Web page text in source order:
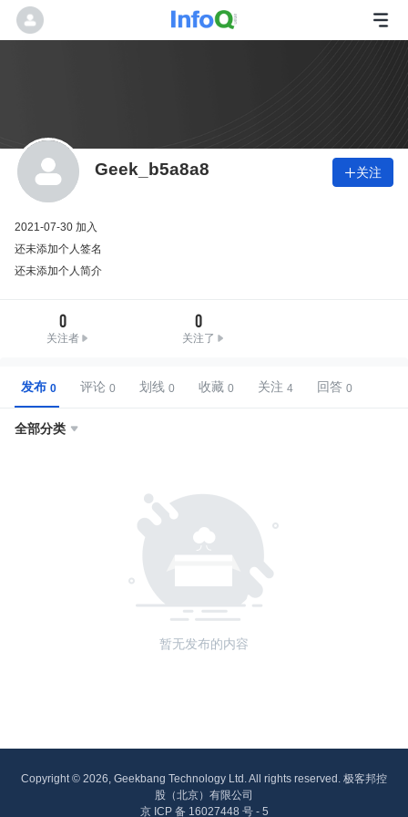
Geek_b5a8a8 关注
2021-07-30 加入
还未添加个人签名
还未添加个人简介
0
关注者
0
关注了
发布 评论 划线 收藏 关注 回答
全部分类 
暂无发布的内容
Copyright © 2026, Geekbang Technology Ltd. All rights reserved. 极客邦控
股（北京）有限公司
京 ICP 备 16027448 号 - 5